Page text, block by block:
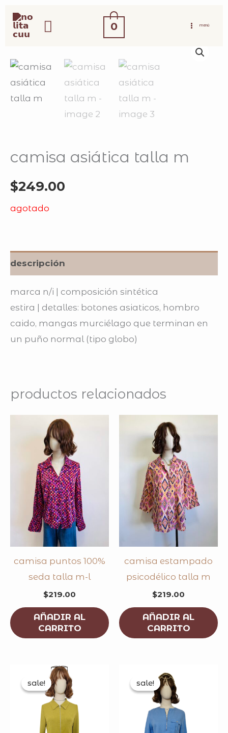
contenido
buscar 0 MENÚ
camisa asiática talla m
$249.00
agotado
descripción
marca n/i | composición sintética
estira | detalles: botones asiaticos, hombro
caido, mangas murciélago que terminan en
un puño normal (tipo globo)
productos relacionados
camisa puntos 100%
seda talla m-l
$219.00
AÑADIR AL
CARRITO
camisa estampado
psicodélico talla m
$219.00
AÑADIR AL
CARRITO
sale!
sale!
original
price
was:
$179.00.
sale!
sale!
price
was:
$169.00.